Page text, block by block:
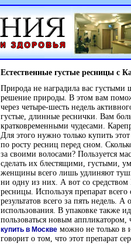
Естественные густые ресницы с
Природа не наградила вас
решение природы. В этом вам
через четыре-шесть недель
густые, длинные реснички. Вам
кратковременными чудесами.
Для этого нужно только купить
по росту ресниц перед сном.
за своими волосами? Пользуется
сделать их блестящими, густыми,
женщины всего лишь удлиняют
ни одну из них. А вот со
ресницы. Используя препарат
результатов всего за пять недель.
использования. В упаковке также
пользоваться новым аппликатором,
купить в Москве можно не только в
говорит о том, что этот препарат